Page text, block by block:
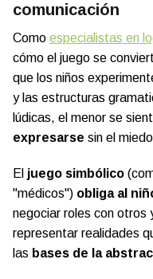
comunicación
Como especialistas en
cómo el juego se
que los niños
y las estructuras
lúdicas, el menor se
expresarse sin el
El juego simbólico
"médicos") obliga al
negociar roles con otros
representar realidades
las bases de la